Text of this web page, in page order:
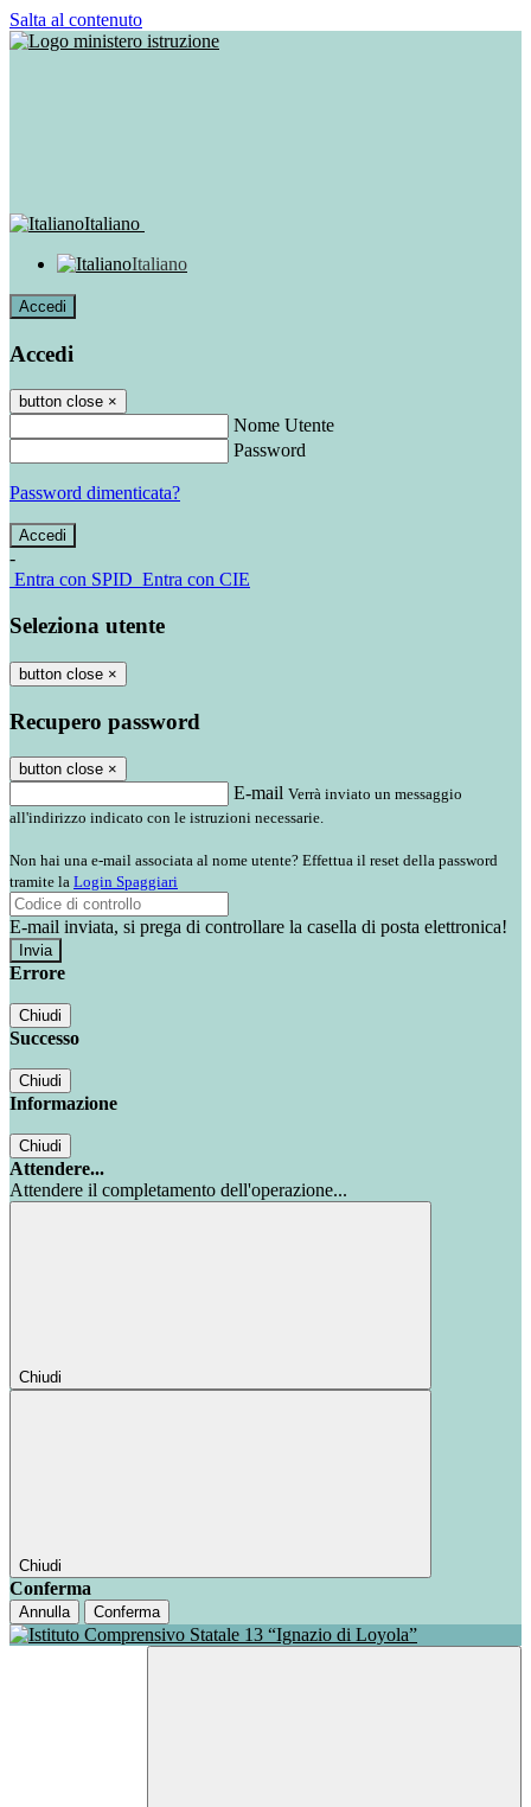
Salta al contenuto
Italiano
Italiano
Accedi
Accedi
button close ×
Nome Utente
Password
Password dimenticata?
-
Entra con SPID Entra con CIE
Seleziona utente
button close ×
Recupero password
button close ×
E-mail Verrà inviato un messaggio
all'indirizzo indicato con le istruzioni necessarie.
Non hai una e-mail associata al nome utente? Effettua il reset della password
tramite la Login Spaggiari
E-mail inviata, si prega di controllare la casella di posta elettronica!
Errore
Chiudi
Successo
Chiudi
Informazione
Chiudi
Attendere...
Attendere il completamento dell'operazione...
Chiudi
Chiudi
Conferma
Annulla Conferma